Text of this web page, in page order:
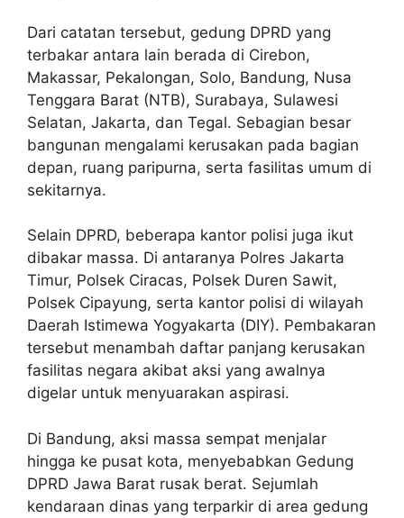
Dari catatan tersebut, gedung DPRD yang
terbakar antara lain berada di Cirebon,
Makassar, Pekalongan, Solo, Bandung, Nusa
Tenggara Barat (NTB), Surabaya, Sulawesi
Selatan, Jakarta, dan Tegal. Sebagian besar
bangunan mengalami kerusakan pada bagian
depan, ruang paripurna, serta fasilitas umum di
sekitarnya.
Selain DPRD, beberapa kantor polisi juga ikut
dibakar massa. Di antaranya Polres Jakarta
Timur, Polsek Ciracas, Polsek Duren Sawit,
Polsek Cipayung, serta kantor polisi di wilayah
Daerah Istimewa Yogyakarta (DIY). Pembakaran
tersebut menambah daftar panjang kerusakan
fasilitas negara akibat aksi yang awalnya
digelar untuk menyuarakan aspirasi.
Di Bandung, aksi massa sempat menjalar
hingga ke pusat kota, menyebabkan Gedung
DPRD Jawa Barat rusak berat. Sejumlah
kendaraan dinas yang terparkir di area gedung